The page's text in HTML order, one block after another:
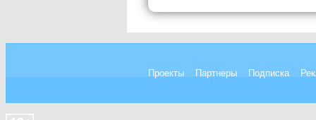
Проекты Партнеры Подписка